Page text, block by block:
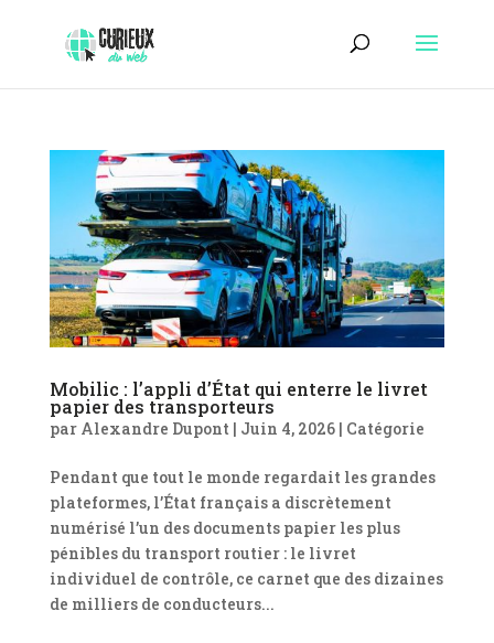
Mobilic : l’appli d’État qui enterre le livret
papier des transporteurs
par Alexandre Dupont | Juin 4, 2026| Catégorie
Pendant que tout le monde regardait les grandes
plateformes, l’État français a discrètement
numérisé l’un des documents papier les plus
pénibles du transport routier : le livret
individuel de contrôle, ce carnet que des dizaines
de milliers de conducteurs...